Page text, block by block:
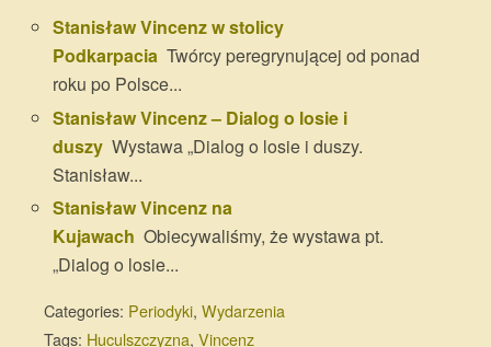
Stanisław Vincenz w stolicy
Podkarpacia Twórcy peregrynującej od ponad
roku po Polsce...
Stanisław Vincenz – Dialog o losie i
duszy Wystawa „Dialog o losie i duszy.
Stanisław...
Stanisław Vincenz na
Kujawach Obiecywaliśmy, że wystawa pt.
„Dialog o losie...
Categories: Periodyki, Wydarzenia
Tags: Huculszczyzna, Vincenz